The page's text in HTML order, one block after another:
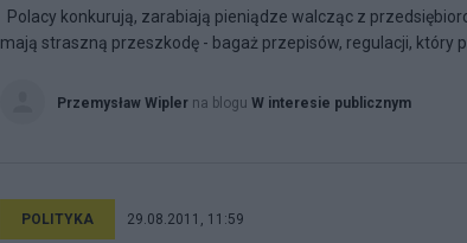
Polacy konkurują, zarabiają pieniądze walcząc z
mają straszną przeszkodę - bagaż przepisów, regulacji, który
Przemysław Wipler na blogu W interesie publicznym
POLITYKA 29.08.2011, 11:59